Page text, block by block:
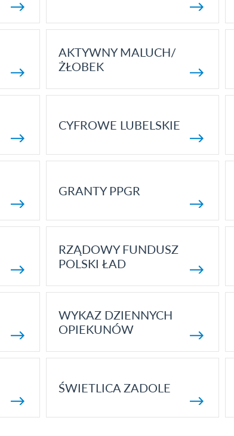
AKTYWNY MALUCH/
ŻŁOBEK
CYFROWE LUBELSKIE
GRANTY PPGR
RZĄDOWY FUNDUSZ
POLSKI ŁAD
WYKAZ DZIENNYCH
OPIEKUNÓW
ŚWIETLICA ZADOLE